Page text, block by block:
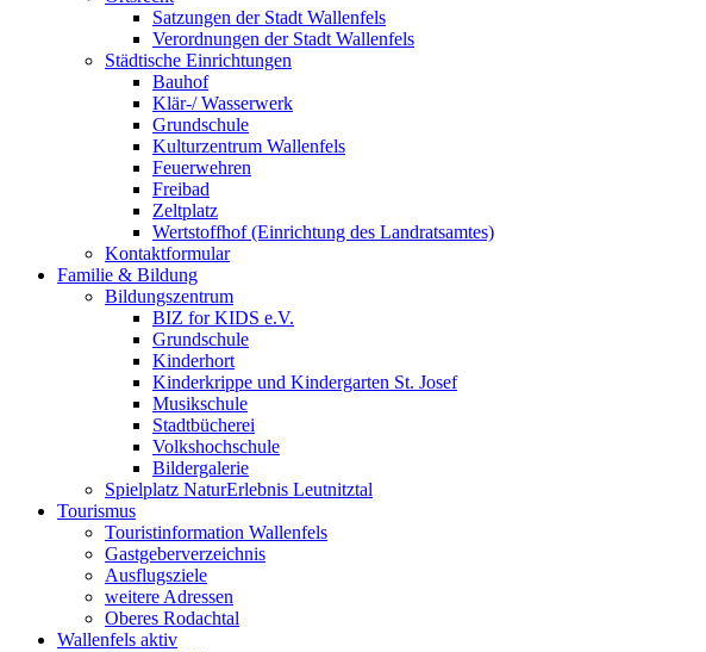
Satzungen der Stadt Wallenfels
Verordnungen der Stadt Wallenfels
Städtische Einrichtungen
Bauhof
Klär-/ Wasserwerk
Grundschule
Kulturzentrum Wallenfels
Feuerwehren
Freibad
Zeltplatz
Wertstoffhof (Einrichtung des Landratsamtes)
Kontaktformular
Familie & Bildung
Bildungszentrum
BIZ for KIDS e.V.
Grundschule
Kinderhort
Kinderkrippe und Kindergarten St. Josef
Musikschule
Stadtbücherei
Volkshochschule
Bildergalerie
Spielplatz NaturErlebnis Leutnitztal
Tourismus
Touristinformation Wallenfels
Gastgeberverzeichnis
Ausflugsziele
weitere Adressen
Oberes Rodachtal
Wallenfels aktiv